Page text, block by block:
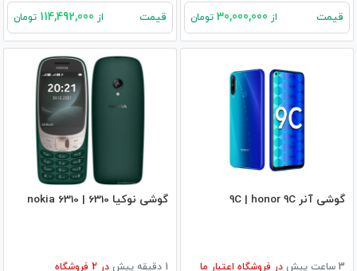
قیمت از تومان قیمت از تومان
گوشی آنر 9C | honor 9C
3 ساعت پیش در فروشگاه اعتبار ما
گوشی نوکیا 6310 | nokia 6310
1 دقیقه پیش در فروشگاه